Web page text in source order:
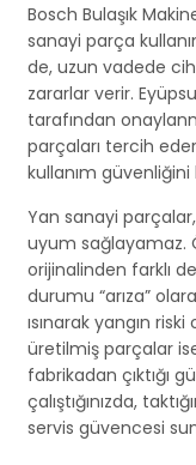
Bosch Bulaşık
sanayi parça
de, uzun vadede
zararlar verir.
tarafından
parçaları tercih
kullanım güvenliğini
Yan sanayi
uyum sağlayamaz.
orijinalinden farklı
durumu “arıza”
ısınarak yangın
üretilmiş parçalar
fabrikadan çıktığı
çalıştığınızda,
servis güvencesi